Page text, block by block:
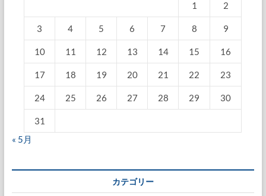
1 2
3 4 5 6 7 8 9
10 11 12 13 14 15 16
17 18 19 20 21 22 23
24 25 26 27 28 29 30
31
« 5月
カテゴリー